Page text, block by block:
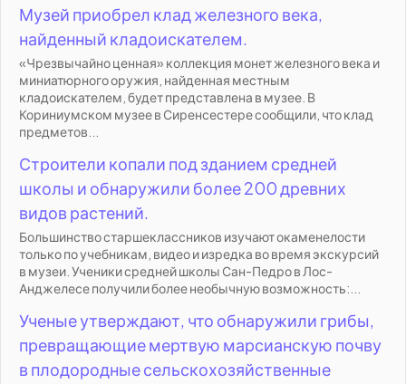
Музей приобрел клад железного века,
найденный кладоискателем.
«Чрезвычайно ценная» коллекция монет железного века и
миниатюрного оружия, найденная местным
кладоискателем, будет представлена в музее. В
Кориниумском музее в Сиренсестере сообщили, что клад
предметов...
Строители копали под зданием средней
школы и обнаружили более 200 древних
видов растений.
Большинство старшеклассников изучают окаменелости
только по учебникам, видео и изредка во время экскурсий
в музеи. Ученики средней школы Сан-Педро в Лос-
Анджелесе получили более необычную возможность:...
Ученые утверждают, что обнаружили грибы,
превращающие мертвую марсианскую почву
в плодородные сельскохозяйственные